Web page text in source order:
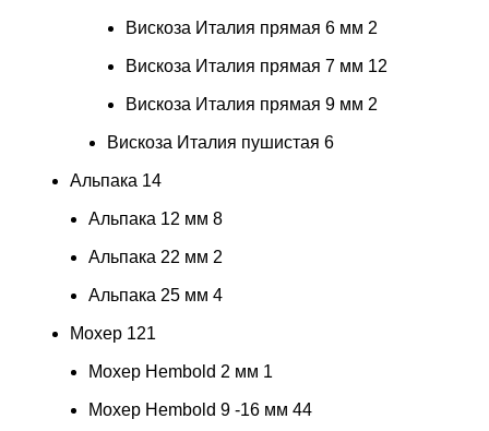
Вискоза Италия прямая 6 мм 2
Вискоза Италия прямая 7 мм 12
Вискоза Италия прямая 9 мм 2
Вискоза Италия пушистая 6
Альпака 14
Альпака 12 мм 8
Альпака 22 мм 2
Альпака 25 мм 4
Мохер 121
Мохер Hembold 2 мм 1
Мохер Hembold 9 -16 мм 44